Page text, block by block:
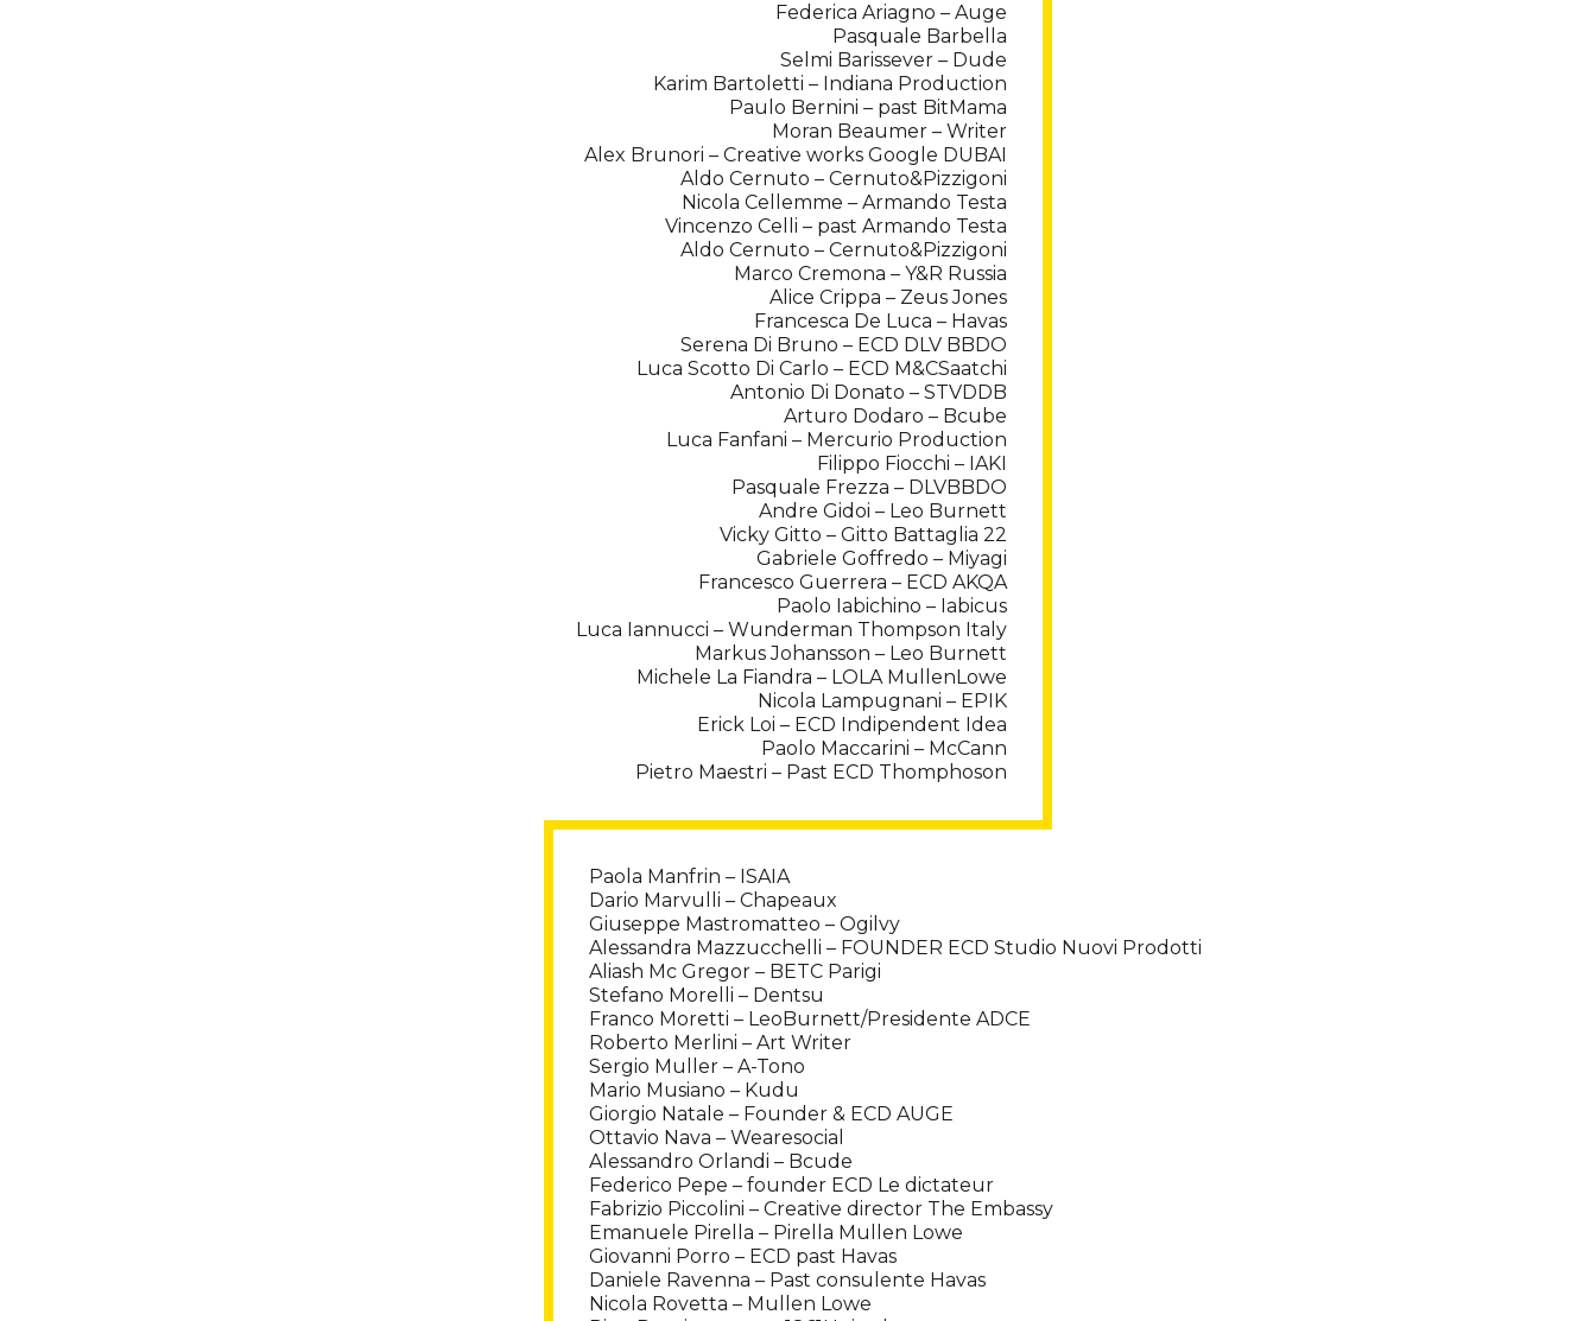
Federica Ariagno – Auge
Pasquale Barbella
Selmi Barissever – Dude
Karim Bartoletti – Indiana Production
Paulo Bernini – past BitMama
Moran Beaumer – Writer
Alex Brunori – Creative works Google DUBAI
Aldo Cernuto – Cernuto&Pizzigoni
Nicola Cellemme – Armando Testa
Vincenzo Celli – past Armando Testa
Aldo Cernuto – Cernuto&Pizzigoni
Marco Cremona – Y&R Russia
Alice Crippa – Zeus Jones
Francesca De Luca – Havas
Serena Di Bruno – ECD DLV BBDO
Luca Scotto Di Carlo – ECD M&CSaatchi
Antonio Di Donato – STVDDB
Arturo Dodaro – Bcube
Luca Fanfani – Mercurio Production
Filippo Fiocchi – IAKI
Pasquale Frezza – DLVBBDO
Andre Gidoi – Leo Burnett
Vicky Gitto – Gitto Battaglia 22
Gabriele Goffredo – Miyagi
Francesco Guerrera – ECD AKQA
Paolo Iabichino – Iabicus
Luca Iannucci – Wunderman Thompson Italy
Markus Johansson – Leo Burnett
Michele La Fiandra – LOLA MullenLowe
Nicola Lampugnani – EPIK
Erick Loi – ECD Indipendent Idea
Paolo Maccarini – McCann
Pietro Maestri – Past ECD Thomphoson
Paola Manfrin – ISAIA
Dario Marvulli – Chapeaux
Giuseppe Mastromatteo – Ogilvy
Alessandra Mazzucchelli – FOUNDER ECD Studio Nuovi Prodotti
Aliash Mc Gregor – BETC Parigi
Stefano Morelli – Dentsu
Franco Moretti – LeoBurnett/Presidente ADCE
Roberto Merlini – Art Writer
Sergio Muller – A-Tono
Mario Musiano – Kudu
Giorgio Natale – Founder & ECD AUGE
Ottavio Nava – Wearesocial
Alessandro Orlandi – Bcude
Federico Pepe – founder ECD Le dictateur
Fabrizio Piccolini – Creative director The Embassy
Emanuele Pirella – Pirella Mullen Lowe
Giovanni Porro – ECD past Havas
Daniele Ravenna – Past consulente Havas
Nicola Rovetta – Mullen Lowe